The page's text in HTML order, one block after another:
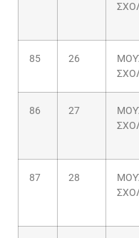
85 26
86 27
87 28